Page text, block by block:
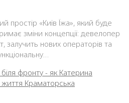
простір «Київ Їжа», який буде
зміни концепції: девелопер
залучить нових операторів та